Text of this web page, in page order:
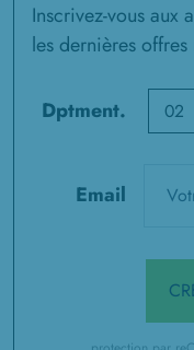
Inscrivez-vous aux
les dernières
Dptment. 02
Email